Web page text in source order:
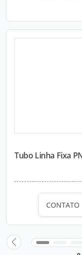
Tubo Linha Fixa
CONTATO